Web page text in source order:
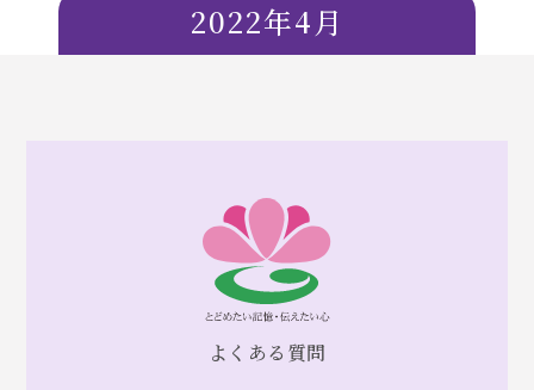
2022年4月
よくある質問